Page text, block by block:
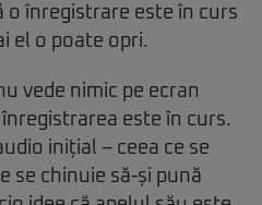
o înregistrare este în curs
el o poate opri.
vede nimic pe ecran
este în curs.
inițial – ceea ce se
se chinuie să-și pună